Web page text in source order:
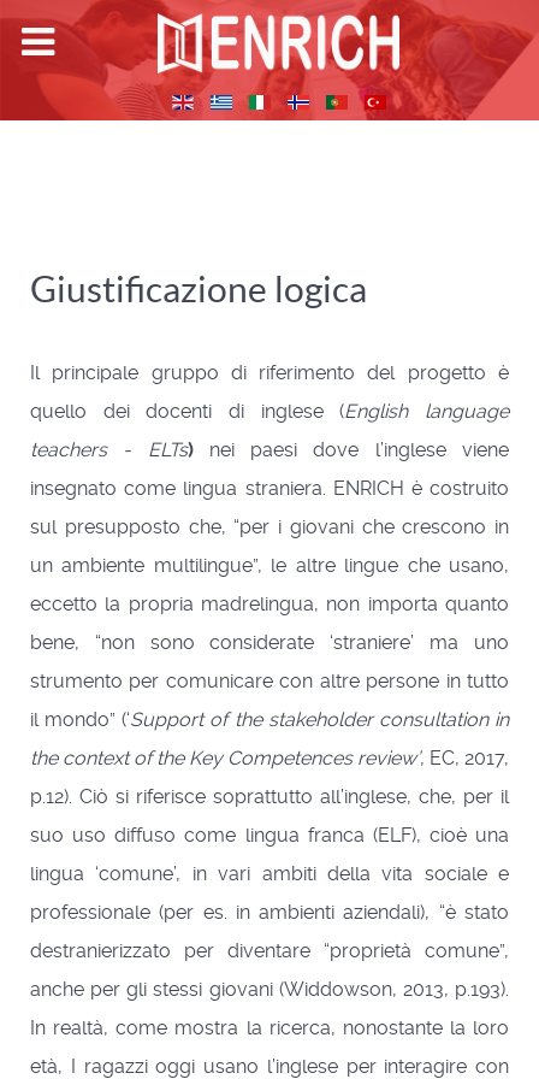
Giustificazione logica
Il principale gruppo di riferimento del progetto è
quello dei docenti di inglese (English language
teachers - ELTs)nei paesi dove l’inglese viene
insegnato come lingua straniera. ENRICH è costruito
sul presupposto che, “per i giovani che crescono in
un ambiente multilingue”, le altre lingue che usano,
eccetto la propria madrelingua, non importa quanto
bene, “non sono considerate ‘straniere’ ma uno
strumento per comunicare con altre persone in tutto
il mondo” (‘Support of the stakeholder consultation in
the context of the Key Competences review’, EC, 2017,
p.12). Ciò si riferisce soprattutto all’inglese, che, per il
suo uso diffuso come lingua franca (ELF), cioè una
lingua ‘comune’, in vari ambiti della vita sociale e
professionale (per es. in ambienti aziendali), “è stato
destranierizzato per diventare “proprietà comune”,
anche per gli stessi giovani (Widdowson, 2013, p.193).
In realtà, come mostra la ricerca, nonostante la loro
età, I ragazzi oggi usano l’inglese per interagire con